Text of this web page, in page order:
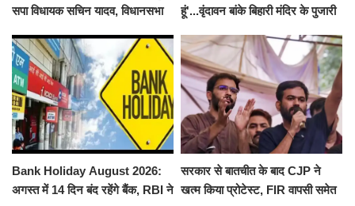
सपा विधायक सचिन यादव, विधानसभा
निलंबित
हूं'...वृंदावन बांके बिहारी मंदिर के पुजारी
जलाभिषेक
Bank Holiday August 2026:
अगस्त में 14 दिन बंद रहेंगे बैंक, RBI ने
सरकार से बातचीत के बाद CJP ने
खत्म किया प्रोटेस्ट, FIR वापसी समेत